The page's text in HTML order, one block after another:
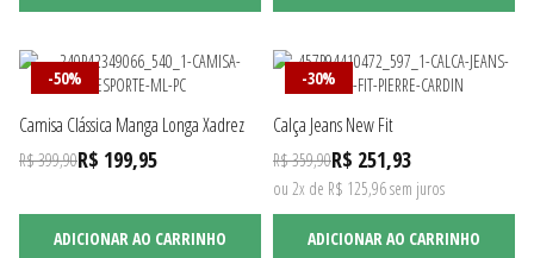
-50%
Camisa Clássica Manga Longa Xadrez
R$ 399,90R$ 199,95
ADICIONAR AO CARRINHO
-30%
Calça Jeans New Fit
R$ 359,90R$ 251,93
ou 2x de R$ 125,96 sem juros
ADICIONAR AO CARRINHO